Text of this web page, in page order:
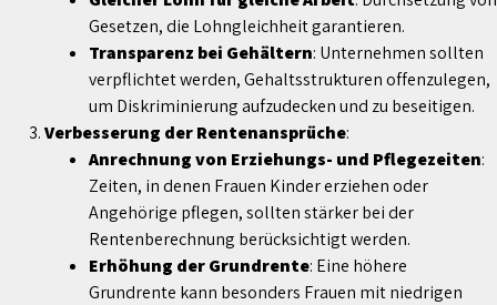
Gesetzen, die Lohngleichheit garantieren.
Transparenz bei Gehältern: Unternehmen sollten
verpflichtet werden, Gehaltsstrukturen offenzulegen,
um Diskriminierung aufzudecken und zu beseitigen.
Verbesserung der Rentenansprüche:
Anrechnung von Erziehungs- und Pflegezeiten:
Zeiten, in denen Frauen Kinder erziehen oder
Angehörige pflegen, sollten stärker bei der
Rentenberechnung berücksichtigt werden.
Erhöhung der Grundrente: Eine höhere
Grundrente kann besonders Frauen mit niedrigen